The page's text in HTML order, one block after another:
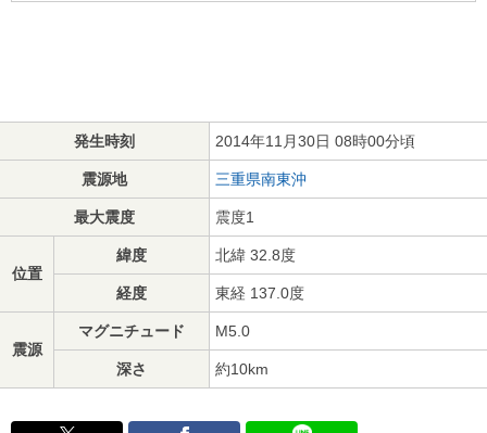
発生時刻 2014年11月30日 08時00分頃
震源地 三重県南東沖
最大震度 震度1
位置
緯度 北緯 32.8度
経度 東経 137.0度
震源
マグニチュード M5.0
深さ 約10km